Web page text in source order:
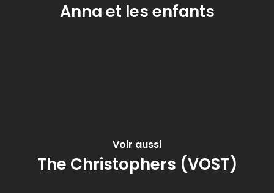
Anna et les enfants
Voir aussi
The Christophers (VOST)